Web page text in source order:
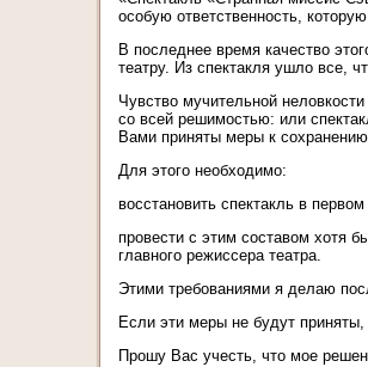
особую ответственность,
В последнее время качество
театру. Из спектакля ушло все,
Чувство мучительной
со всей решимостью: или
Вами приняты меры к
Для этого необходимо:
восстановить спектакль в
провести с этим составом хотя
главного режиссера театра.
Этими требованиями я делаю
Если эти меры не будут приняты,
Прошу Вас учесть, что мое